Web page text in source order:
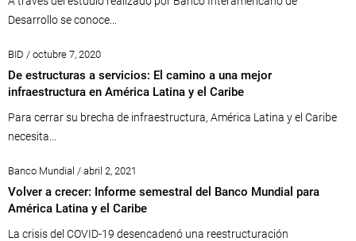
Desarrollo se conoce...
BID / octubre 7, 2020
De estructuras a servicios: El camino a una mejor
infraestructura en América Latina y el Caribe
Para cerrar su brecha de infraestructura, América Latina y el Caribe
necesita...
Banco Mundial / abril 2, 2021
Volver a crecer: Informe semestral del Banco Mundial para
América Latina y el Caribe
La crisis del COVID-19 desencadenó una reestructuración